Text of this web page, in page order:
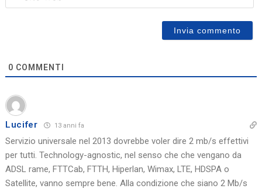
0 COMMENTI
Lucifer 13 anni fa
Servizio universale nel 2013 dovrebbe voler dire 2 mb/s effettivi
per tutti. Technology-agnostic, nel senso che che vengano da
ADSL rame, FTTCab, FTTH, Hiperlan, Wimax, LTE, HDSPA o
Satellite, vanno sempre bene. Alla condizione che siano 2 Mb/s